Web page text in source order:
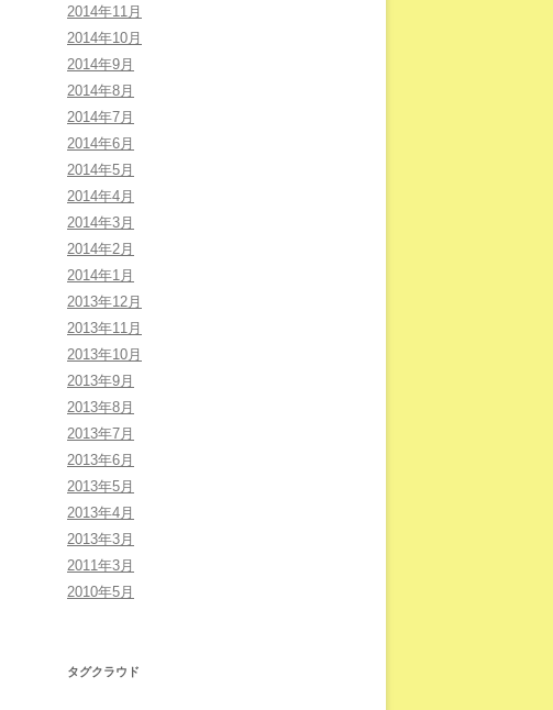
2014年11月
2014年10月
2014年9月
2014年8月
2014年7月
2014年6月
2014年5月
2014年4月
2014年3月
2014年2月
2014年1月
2013年12月
2013年11月
2013年10月
2013年9月
2013年8月
2013年7月
2013年6月
2013年5月
2013年4月
2013年3月
2011年3月
2010年5月
タグクラウド